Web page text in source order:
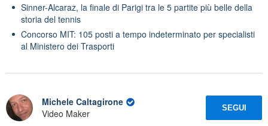
Sinner-Alcaraz, la finale di Parigi tra le 5 partite più belle della
storia del tennis
Concorso MIT: 105 posti a tempo indeterminato per specialisti
al Ministero dei Trasporti
Michele Caltagirone
Video Maker
SEGUI